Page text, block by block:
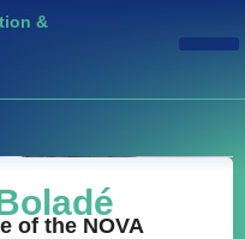
&
of the NOVA